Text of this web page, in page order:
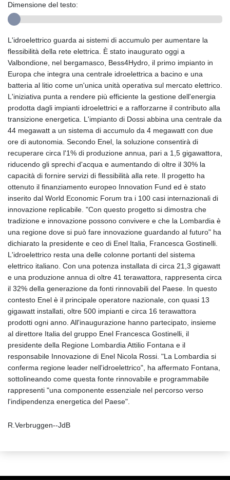
Dimensione del testo:
L'idroelettrico guarda ai sistemi di accumulo per aumentare la
flessibilità della rete elettrica. È stato inaugurato oggi a
Valbondione, nel bergamasco, Bess4Hydro, il primo impianto in
Europa che integra una centrale idroelettrica a bacino e una
batteria al litio come un'unica unità operativa sul mercato elettrico.
L'iniziativa punta a rendere più efficiente la gestione dell'energia
prodotta dagli impianti idroelettrici e a rafforzarne il contributo alla
transizione energetica. L'impianto di Dossi abbina una centrale da
44 megawatt a un sistema di accumulo da 4 megawatt con due
ore di autonomia. Secondo Enel, la soluzione consentirà di
recuperare circa l'1% di produzione annua, pari a 1,5 gigawattora,
riducendo gli sprechi d'acqua e aumentando di oltre il 30% la
capacità di fornire servizi di flessibilità alla rete. Il progetto ha
ottenuto il finanziamento europeo Innovation Fund ed è stato
inserito dal World Economic Forum tra i 100 casi internazionali di
innovazione replicabile. "Con questo progetto si dimostra che
tradizione e innovazione possono convivere e che la Lombardia è
una regione dove si può fare innovazione guardando al futuro" ha
dichiarato la presidente e ceo di Enel Italia, Francesca Gostinelli.
L'idroelettrico resta una delle colonne portanti del sistema
elettrico italiano. Con una potenza installata di circa 21,3 gigawatt
e una produzione annua di oltre 41 terawattora, rappresenta circa
il 32% della generazione da fonti rinnovabili del Paese. In questo
contesto Enel è il principale operatore nazionale, con quasi 13
gigawatt installati, oltre 500 impianti e circa 16 terawattora
prodotti ogni anno. All'inaugurazione hanno partecipato, insieme
al direttore Italia del gruppo Enel Francesca Gostinelli, il
presidente della Regione Lombardia Attilio Fontana e il
responsabile Innovazione di Enel Nicola Rossi. "La Lombardia si
conferma regione leader nell'idroelettrico", ha affermato Fontana,
sottolineando come questa fonte rinnovabile e programmabile
rappresenti "una componente essenziale nel percorso verso
l'indipendenza energetica del Paese".
R.Verbruggen--JdB